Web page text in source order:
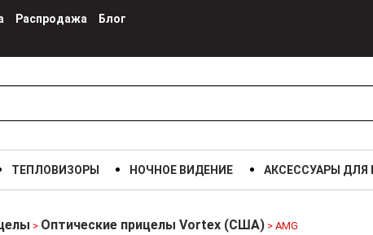
Распродажа
Блог
ТЕПЛОВИЗОРЫ НОЧНОЕ ВИДЕНИЕ АКСЕССУАРЫ ДЛЯ
> Оптические прицелы Vortex (США) > AMG